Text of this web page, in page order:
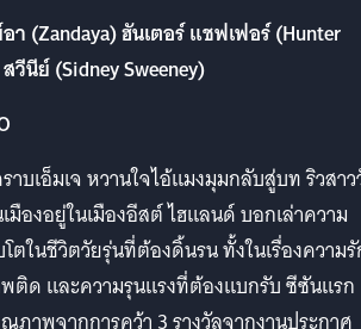
า (Zandaya) ฮันเตอร์ แชฟเฟอร์ (Hunter
วีนีย์ (Sidney Sweeney)
าบเอ็มเจ หวานใจไอ้แมงมุมกลับสู่บท ริวสา
มืองอยู่ในเมืองอีสต์ ไฮแลนด์ บอกเล่าความ
ตในชีวิตวัยรุ่นที่ต้องดิ้นรน ทั้งในเรื่องความ
ติด และความรุนแรงที่ต้องแบกรับ ซีซันแรก